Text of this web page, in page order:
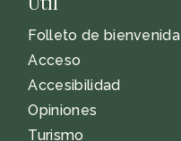
Folleto de bienvenida
Acceso
Accesibilidad
Opiniones
Turismo